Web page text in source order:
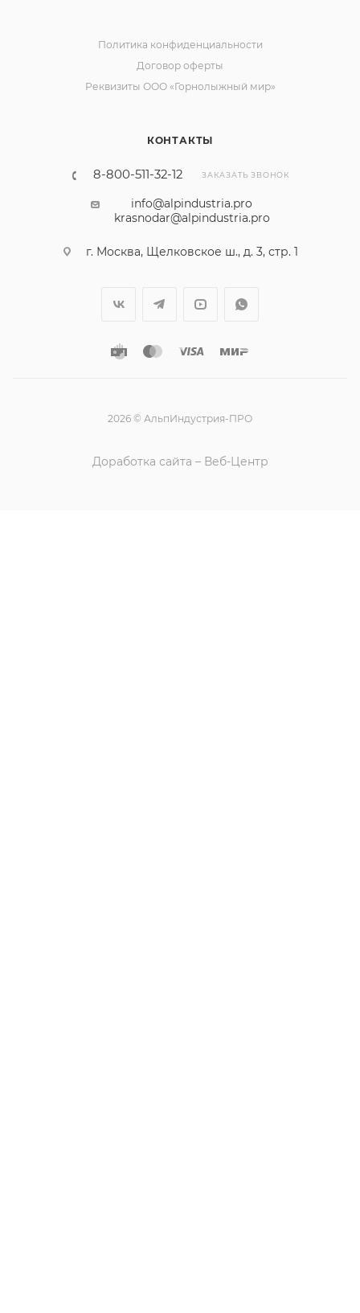
КОНТАКТЫ
8-800-511-32-12 ЗАКАЗАТЬ ЗВОНОК
info@alpindustria.pro
krasnodar@alpindustria.pro
г. Москва, Щелковское ш., д. 3, стр. 1
Политика конфиденциальности
Договор оферты
Реквизиты ООО «Горнолыжный мир»
2026 © АльпИндустрия-ПРО
Доработка сайта – Веб-Центр